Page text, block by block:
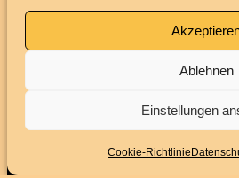
Ablehnen
Einstellungen
Cookie-Richtlinie
Impressum